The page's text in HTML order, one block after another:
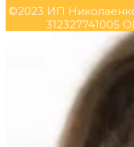
©2023 ИП
312327741005